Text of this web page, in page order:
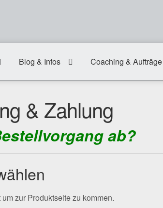
Blog & Infos Coaching & Aufträge
& Zahlung
ab?
zur Produktseite zu kommen.